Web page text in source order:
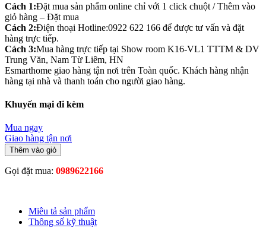
Cách 1:Đặt mua sản phẩm online chỉ với 1 click chuột / Thêm vào
giỏ hàng – Đặt mua
Cách 2:Điện thoại Hotline:0922 622 166 để được tư vấn và đặt
hàng trực tiếp.
Cách 3:Mua hàng trực tiếp tại Show room K16-VL1 TTTM & DV
Trung Văn, Nam Từ Liêm, HN
Esmarthome giao hàng tận nơi trên Toàn quốc. Khách hàng nhận
hàng tại nhà và thanh toán cho người giao hàng.
Khuyến mại đi kèm
Mua ngay
Giao hàng tận nơi
Thêm vào giỏ
Gọi đặt mua: 0989622166
Miêu tả sản phẩm
Thông số kỹ thuật